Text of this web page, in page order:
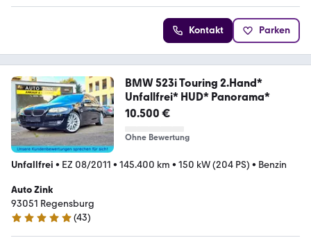
Kontakt Parken
BMW 523i Touring 2.Hand*
Unfallfrei* HUD* Panorama*
10.500 €
Ohne Bewertung
Unfallfrei • EZ 08/2011 • 145.400 km • 150 kW (204 PS) • Benzin
Auto Zink
93051 Regensburg
5 Sterne
(43)